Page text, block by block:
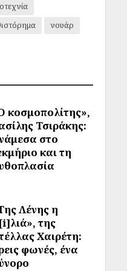
νουάρ
κοσμοπολίτης»,
Τσιράκης:
στο
και τη
Λένης η
της
Χαιρέτη:
φωνές, ένα